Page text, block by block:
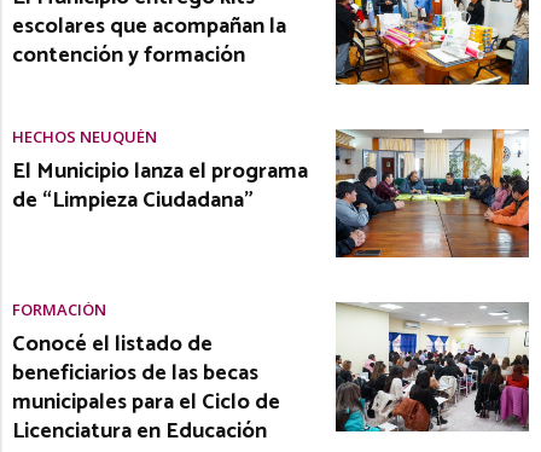
escolares que acompañan la
contención y formación
HECHOS NEUQUÉN
El Municipio lanza el programa
de “Limpieza Ciudadana”
FORMACIÓN
Conocé el listado de
beneficiarios de las becas
municipales para el Ciclo de
Licenciatura en Educación